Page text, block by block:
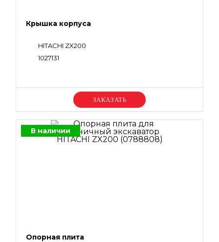
Крышка корпуса
HITACHI ZX200
1027131
Уточняйте цену
В наличии
Опорная плита